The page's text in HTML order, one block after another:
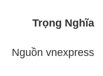
Trọng Nghĩa
Nguồn vnexpress